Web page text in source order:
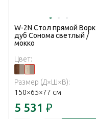
W-2N Стол прямой Ворк
дуб Сонома светлый /
мокко
Цвет:
Размер (Д×Ш×В):
150×65×77 см
5 531 ₽